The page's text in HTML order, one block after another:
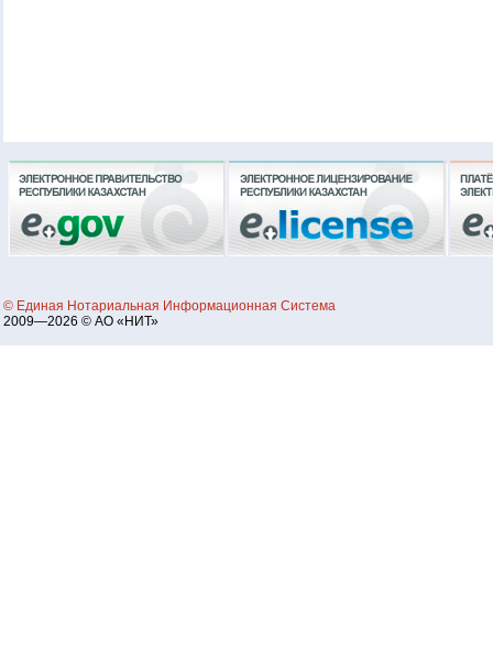
© Единая Нотариальная Информационная Система
2009—2026 © АО «НИТ»